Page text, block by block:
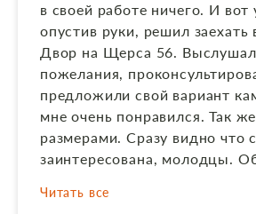
в своей работе ничего. И вот
опустив руки, решил
Двор на Щерса 56.
пожелания,
предложили свой вариант
мне очень понравился. Так
размерами. Сразу видно что
заинтересована, молодцы.
подписывать договор на
Читать все